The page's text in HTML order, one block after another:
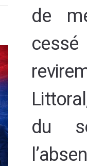
de
du